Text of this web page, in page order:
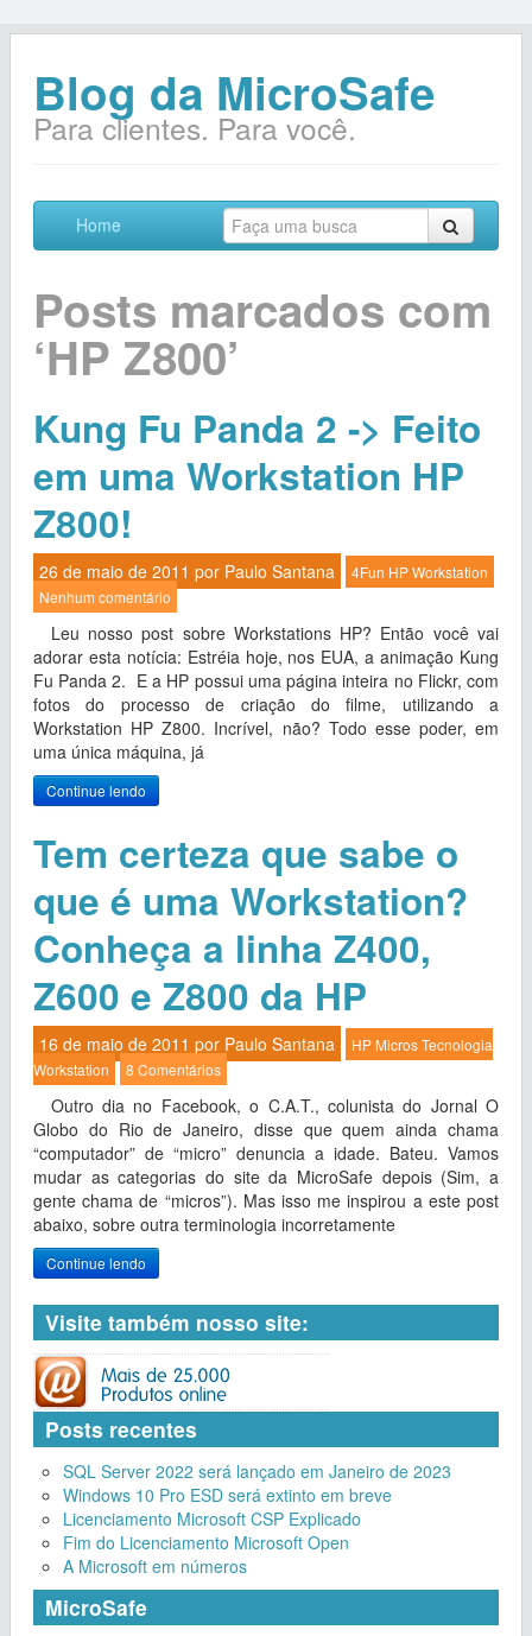
Blog da MicroSafe
Para clientes. Para você.
Home
Posts marcados com
‘HP Z800’
Kung Fu Panda 2 -> Feito
em uma Workstation HP
Z800!
26 de maio de 2011 por Paulo Santana 4Fun HPWorkstation
Nenhum comentário
Leu nosso post sobre Workstations HP? Então você vai
adorar esta notícia: Estréia hoje, nos EUA, a animação Kung
Fu Panda 2. E a HP possui uma página inteira no Flickr, com
fotos do processo de criação do filme, utilizando a
Workstation HP Z800. Incrível, não? Todo esse poder, em
uma única máquina, já
Continue lendo
Tem certeza que sabe o
que é uma Workstation?
Conheça a linha Z400,
Z600 e Z800 da HP
16 de maio de 2011 por Paulo Santana HP MicrosTecnologia
Workstation
8 Comentários
Outro dia no Facebook, o C.A.T., colunista do Jornal O
Globo do Rio de Janeiro, disse que quem ainda chama
“computador” de “micro” denuncia a idade. Bateu. Vamos
mudar as categorias do site da MicroSafe depois (Sim, a
gente chama de “micros”). Mas isso me inspirou a este post
abaixo, sobre outra terminologia incorretamente
Continue lendo
Visite também nosso site:
Posts recentes
SQL Server 2022 será lançado em Janeiro de 2023
Windows 10 Pro ESD será extinto em breve
Licenciamento Microsoft CSP Explicado
Fim do Licenciamento Microsoft Open
A Microsoft em números
MicroSafe